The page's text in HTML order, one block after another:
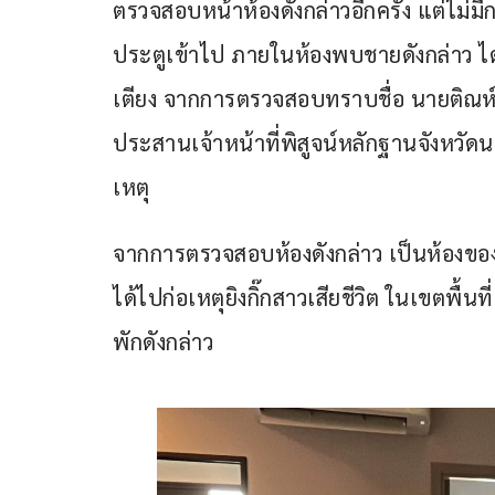
ตรวจสอบหน้าห้องดังกล่าวอีกครั้ง แต่ไม่
ประตูเข้าไป ภายในห้องพบชายดังกล่าว
เตียง จากการตรวจสอบทราบชื่อ นายติณ
ประสานเจ้าหน้าที่พิสูจน์หลักฐานจังหวัด
เหตุ
จากการตรวจสอบห้องดังกล่าว เป็นห้องข
ได้ไปก่อเหตุยิงกิ๊กสาวเสียชีวิต ในเขตพื้
พักดังกล่าว